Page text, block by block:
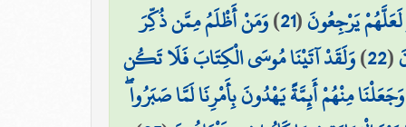
يَرْجِعُونَ(
21
)وَمَنْ أَظْلَمُ مِمَّن ذُكِّرَ
(
22
)وَلَقَدْ آتَيْنَا مُوسَى الْكِتَابَ فَلَا تَكُن
وَجَعَلْنَا مِنْهُمْ أَئِمَّةً يَهْدُونَ بِأَمْرِنَا لَمَّا صَبَرُوا ۖ